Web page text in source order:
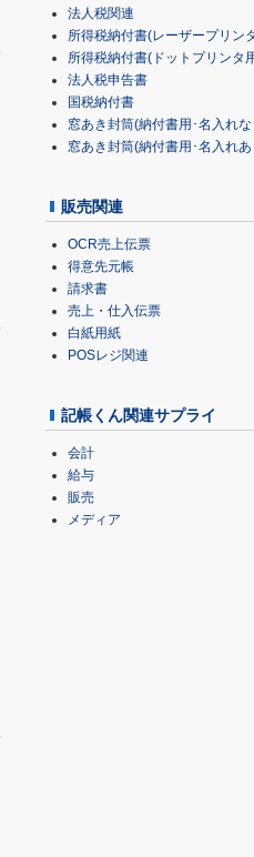
法人税関連
所得税納付書(レーザープリン
所得税納付書(ドットプリンタ
法人税申告書
国税納付書
窓あき封筒(納付書用･名入れ
窓あき封筒(納付書用･名入れ
販売関連
OCR売上伝票
得意先元帳
請求書
売上・仕入伝票
白紙用紙
POSレジ関連
記帳くん関連サプライ
会計
給与
販売
メディア